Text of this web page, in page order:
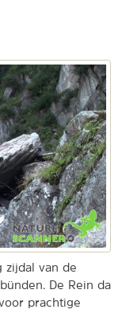
zijdal van de
De Rein da
prachtige